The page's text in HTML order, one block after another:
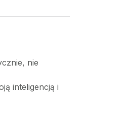
nie
inteligencją i